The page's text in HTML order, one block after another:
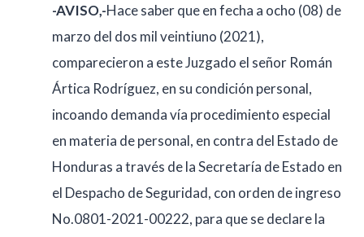
-AVISO,-Hace saber que en fecha a ocho (08) de
marzo del dos mil veintiuno (2021),
comparecieron a este Juzgado el señor Román
Ártica Rodríguez, en su condición personal,
incoando demanda vía procedimiento especial
en materia de personal, en contra del Estado de
Honduras a través de la Secretaría de Estado en
el Despacho de Seguridad, con orden de ingreso
No.0801-2021-00222, para que se declare la